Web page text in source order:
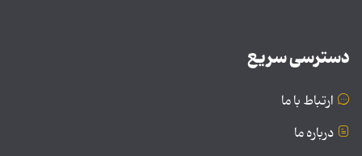
دسترسی سریع
ارتباط با ما
درباره ما